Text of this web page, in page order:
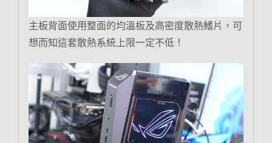
主板背面使用整面的均溫板及高密度散熱鰭片，可
想而知這套散熱系統上限一定不低！